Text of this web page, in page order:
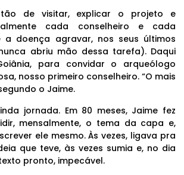
de visitar, explicar o projeto e
cada conselheiro e cada
a doença agravar, nos seus últimos
abriu mão dessa tarefa). Daqui
para convidar o arqueólogo
nosso primeiro conselheiro. “O mais
o Jaime.
jornada. Em 80 meses, Jaime fez
mensalmente, o tema da capa e,
ele mesmo. Às vezes, ligava pra
que teve, às vezes sumia e, no dia
pronto, impecável.